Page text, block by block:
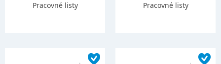
Pracovné listy
Pracovné listy